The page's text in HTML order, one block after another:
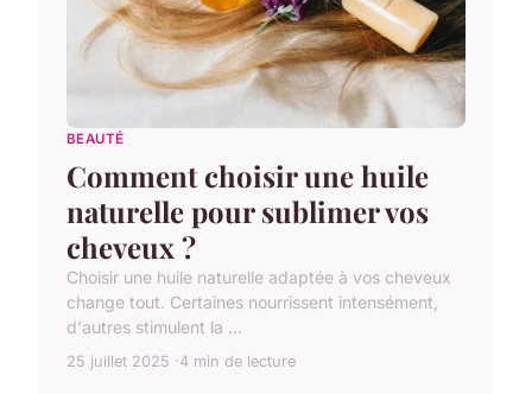
BEAUTÉ
Comment choisir une huile
naturelle pour sublimer vos
cheveux ?
Choisir une huile naturelle adaptée à vos cheveux
change tout. Certaines nourrissent intensément,
d'autres stimulent la ...
25 juillet 2025 4 min de lecture